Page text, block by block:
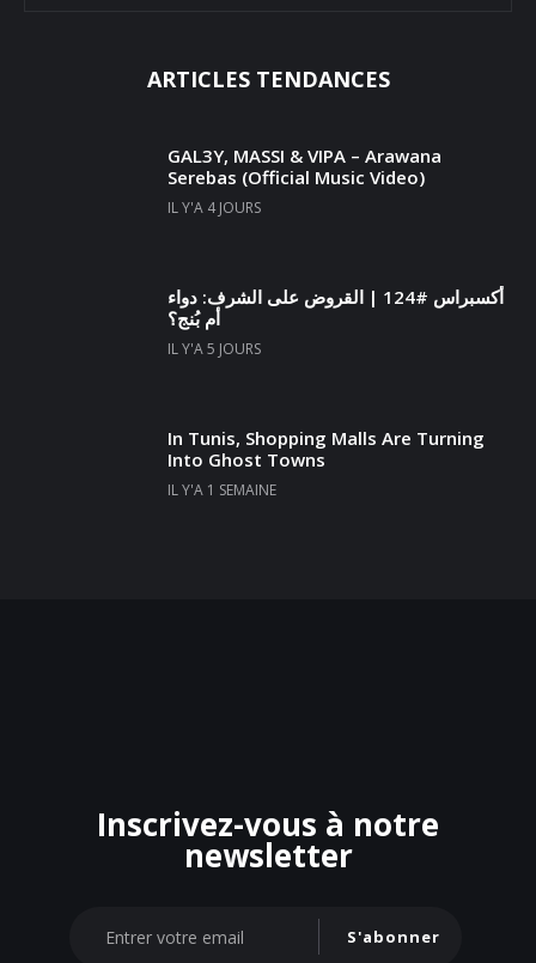
ARTICLES TENDANCES
GAL3Y, MASSI & VIPA – Arawana
Serebas (Official Music Video)
IL Y'A 4 JOURS
أكسبراس #124 | القروض على الشرف: دواء
أم بُنج؟
IL Y'A 5 JOURS
In Tunis, Shopping Malls Are Turning
Into Ghost Towns
IL Y'A 1 SEMAINE
Inscrivez-vous à notre
newsletter
S'abonner